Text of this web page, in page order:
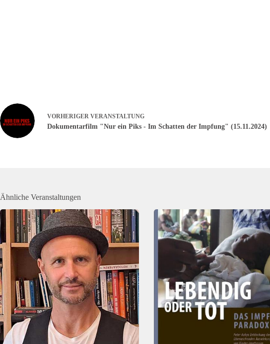
VORHERIGER VERANSTALTUNG
Dokumentarfilm "Nur ein Piks - Im Schatten der Impfung" (15.11.2024)
Ähnliche Veranstaltungen